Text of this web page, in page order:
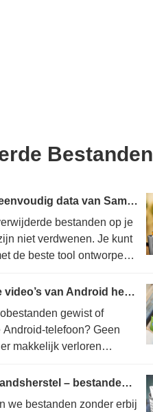
Bestanden
Herstel snel en eenvoudig data van Samsung-tablet
bestanden op je
niet verdwenen. Je kunt
de beste tool ontworpen
Hoe verwijderde video’s van Android herstellen
gewist of
telefoon? Geen
makkelijk verloren
Prullenbak bestandsherstel – bestanden uit de prullenbak terughalen
we bestanden zonder erbij